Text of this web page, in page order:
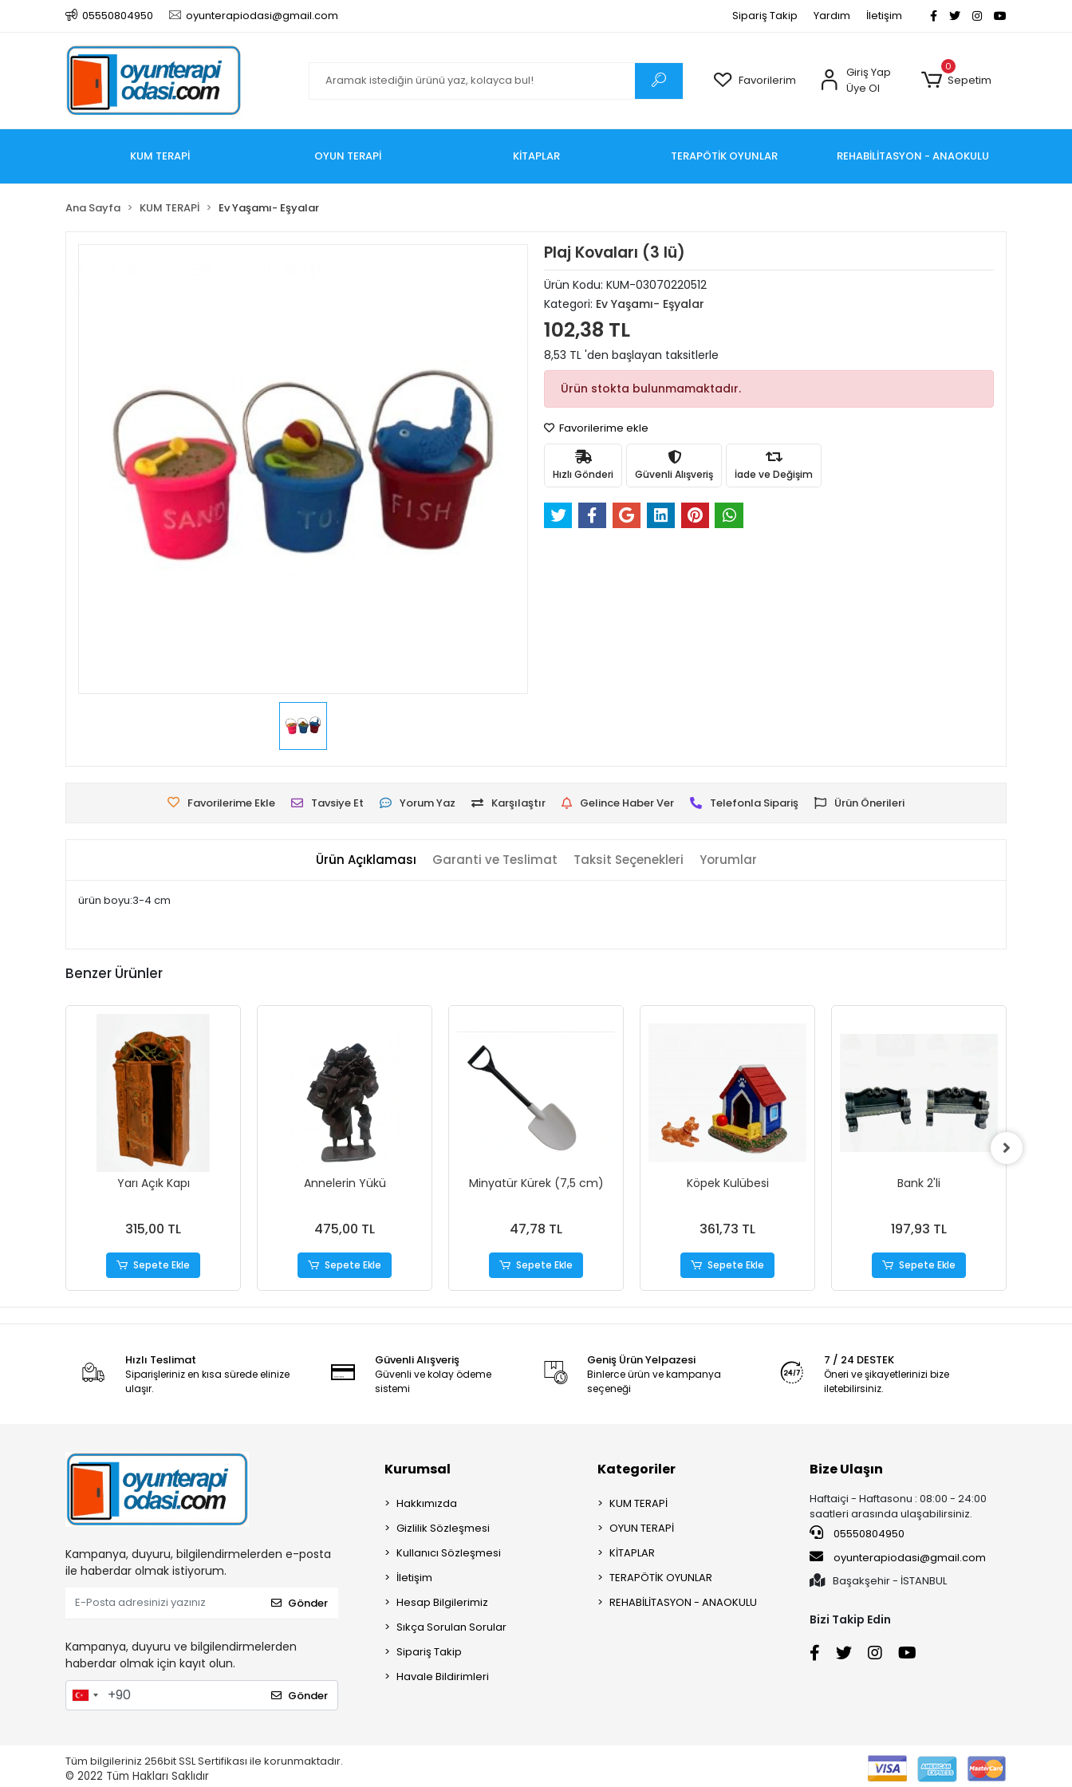
05550804950 oyunterapiodasi@gmail.com Sipariş Takip Yardım İletişim
Favorilerim
Giriş Yap
Üye Ol
0
Sepetim
KUM TERAPİ OYUN TERAPİ KİTAPLAR TERAPÖTİK OYUNLAR REHABİLİTASYON - ANAOKULU
Ana Sayfa KUM TERAPİ Ev Yaşamı- Eşyalar
Plaj Kovaları (3 lü)
Ürün Kodu: KUM-03070220512
Kategori: Ev Yaşamı- Eşyalar
102,38 TL
8,53 TL 'den başlayan taksitlerle
Ürün stokta bulunmamaktadır.
Favorilerime ekle
Hızlı Gönderi Güvenli Alışveriş İade ve Değişim
Favorilerime Ekle Tavsiye Et Yorum Yaz Karşılaştır Gelince Haber Ver Telefonla Sipariş Ürün Önerileri
Ürün Açıklaması Garanti ve Teslimat Taksit Seçenekleri Yorumlar
ürün boyu:3-4 cm
Benzer Ürünler
Yarı Açık Kapı
315,00 TL
Sepete Ekle
Annelerin Yükü
475,00 TL
Sepete Ekle
Minyatür Kürek (7,5 cm)
47,78 TL
Sepete Ekle
Köpek Kulübesi
361,73 TL
Sepete Ekle
Bank 2'li
197,93 TL
Sepete Ekle
Hızlı Teslimat
Siparişleriniz en kısa sürede elinize
ulaşır.
Güvenli Alışveriş
Güvenli ve kolay ödeme
sistemi
Geniş Ürün Yelpazesi
Binlerce ürün ve kampanya
seçeneği
7 / 24 DESTEK
Öneri ve şikayetlerinizi bize
iletebilirsiniz.
Kampanya, duyuru, bilgilendirmelerden e-posta
ile haberdar olmak istiyorum.
Gönder
Kampanya, duyuru ve bilgilendirmelerden
haberdar olmak için kayıt olun.
Gönder
Kurumsal
Hakkımızda
Gizlilik Sözleşmesi
Kullanıcı Sözleşmesi
İletişim
Hesap Bilgilerimiz
Sıkça Sorulan Sorular
Sipariş Takip
Havale Bildirimleri
Kategoriler
KUM TERAPİ
OYUN TERAPİ
KİTAPLAR
TERAPÖTİK OYUNLAR
REHABİLİTASYON - ANAOKULU
Bize Ulaşın
Haftaiçi - Haftasonu : 08:00 - 24:00
saatleri arasında ulaşabilirsiniz.
05550804950
oyunterapiodasi@gmail.com
Başakşehir - İSTANBUL
Bizi Takip Edin
Tüm bilgileriniz 256bit SSL Sertifikası ile korunmaktadır.
© 2022 Tüm Hakları Saklıdır